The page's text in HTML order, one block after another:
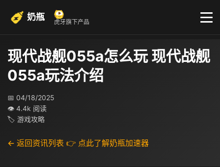
奶瓶 虎牙旗下产品
现代战舰055a怎么玩 现代战舰
055a玩法介绍
📅 04/18/2025
👁 4.4k 阅读
🏷 游戏攻略
← 返回资讯列表 👉 点此了解奶瓶加速器